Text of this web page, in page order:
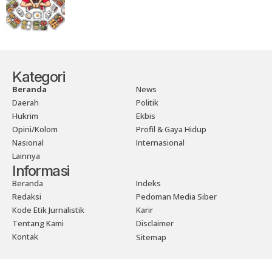
Kategori
Beranda
News
Daerah
Politik
Hukrim
Ekbis
Opini/Kolom
Profil & Gaya Hidup
Nasional
Internasional
Lainnya
Informasi
Beranda
Indeks
Redaksi
Pedoman Media Siber
Kode Etik Jurnalistik
Karir
Tentang Kami
Disclaimer
Kontak
Sitemap